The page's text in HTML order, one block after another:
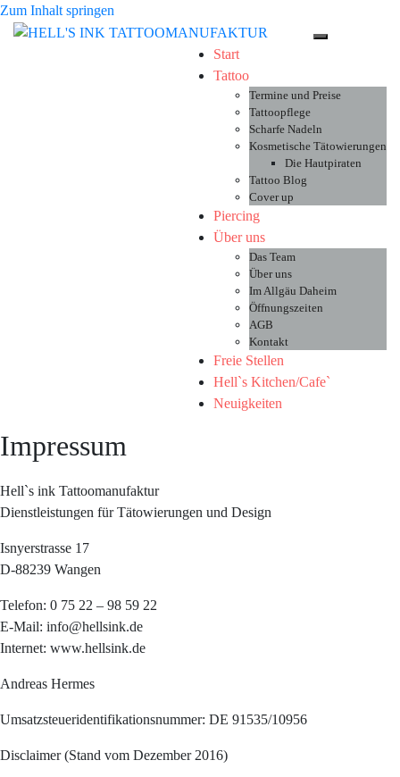
Zum Inhalt springen
Start
Tattoo
Termine und Preise
Tattoopflege
Scharfe Nadeln
Kosmetische Tätowierungen
Die Hautpiraten
Tattoo Blog
Cover up
Piercing
Über uns
Das Team
Über uns
Im Allgäu Daheim
Öffnungszeiten
AGB
Kontakt
Freie Stellen
Hell`s Kitchen/Cafe`
Neuigkeiten
Impressum
Hell`s ink Tattoomanufaktur
Dienstleistungen für Tätowierungen und Design
Isnyerstrasse 17
D-88239 Wangen
Telefon: 0 75 22 – 98 59 22
E-Mail: info@hellsink.de
Internet: www.hellsink.de
Andreas Hermes
Umsatzsteueridentifikationsnummer: DE 91535/10956
Disclaimer (Stand vom Dezember 2016)